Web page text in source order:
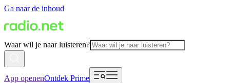
Ga naar de inhoud
Waar wil je naar luisteren?
App openenOntdek Prime